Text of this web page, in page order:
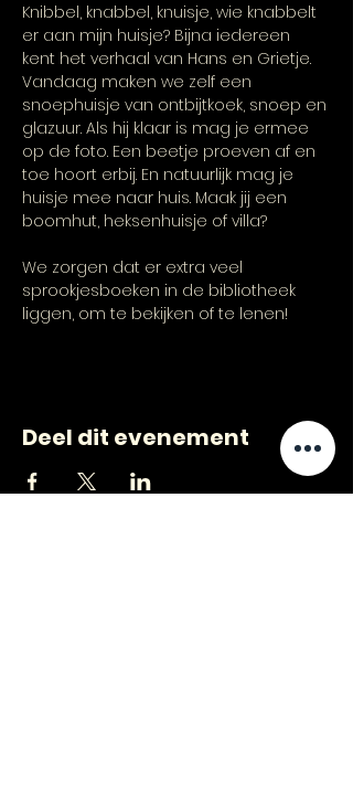
Knibbel, knabbel, knuisje, wie knabbelt
er aan mijn huisje? Bijna iedereen
kent het verhaal van Hans en Grietje.
Vandaag maken we zelf een
snoephuisje van ontbijtkoek, snoep en
glazuur. Als hij klaar is mag je ermee
op de foto. Een beetje proeven af en
toe hoort erbij. En natuurlijk mag je
huisje mee naar huis. Maak jij een
boomhut, heksenhuisje of villa?
We zorgen dat er extra veel
sprookjesboeken in de bibliotheek
liggen, om te bekijken of te lenen!
Deel dit evenement